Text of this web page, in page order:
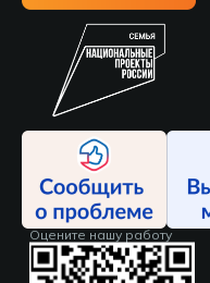
Оцените нашу работу